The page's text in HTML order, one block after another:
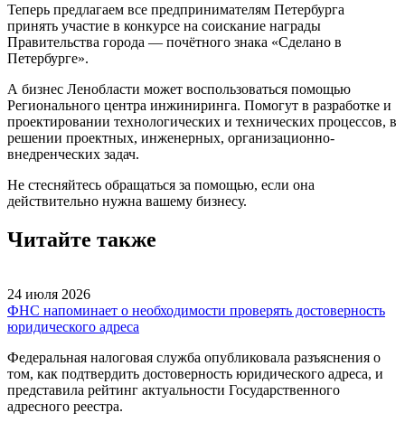
Теперь предлагаем все предпринимателям Петербурга
принять участие в конкурсе на соискание награды
Правительства города — почётного знака «Сделано в
Петербурге».
А бизнес Ленобласти может воспользоваться помощью
Регионального центра инжиниринга. Помогут в разработке и
проектировании технологических и технических процессов, в
решении проектных, инженерных, организационно-
внедренческих задач.
Не стесняйтесь обращаться за помощью, если она
действительно нужна вашему бизнесу.
Читайте также
24 июля 2026
ФНС напоминает о необходимости проверять достоверность
юридического адреса
Федеральная налоговая служба опубликовала разъяснения о
том, как подтвердить достоверность юридического адреса, и
представила рейтинг актуальности Государственного
адресного реестра.